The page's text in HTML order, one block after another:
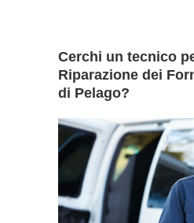
Cerchi un tecnico
Riparazione dei
di Pelago?